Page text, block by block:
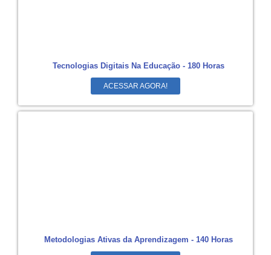
Tecnologias Digitais Na Educação - 180 Horas
ACESSAR AGORA!
Metodologias Ativas da Aprendizagem - 140 Horas